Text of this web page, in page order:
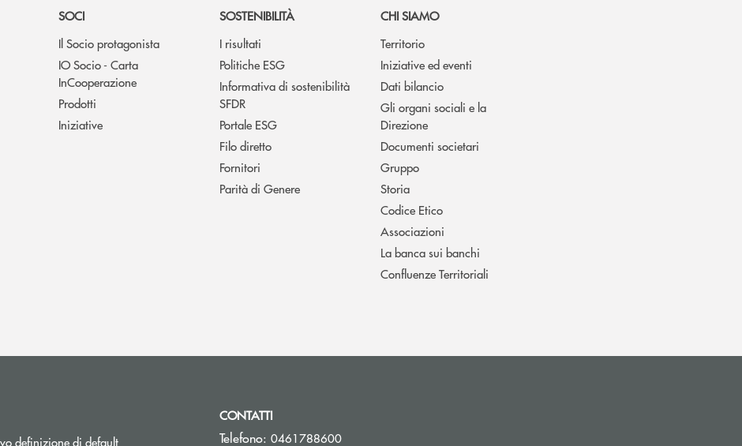
SOCI
Il Socio protagonista
IO Socio - Carta
InCooperazione
Prodotti
Iniziative
SOSTENIBILITÀ
I risultati
Politiche ESG
Informativa di sostenibilità
SFDR
Portale ESG
Filo diretto
Fornitori
Parità di Genere
CHI SIAMO
Territorio
Iniziative ed eventi
Dati bilancio
Gli organi sociali e la
Direzione
Documenti societari
Gruppo
Storia
Codice Etico
Associazioni
La banca sui banchi
Confluenze Territoriali
definizione di default
CONTATTI
Telefono: 0461788600